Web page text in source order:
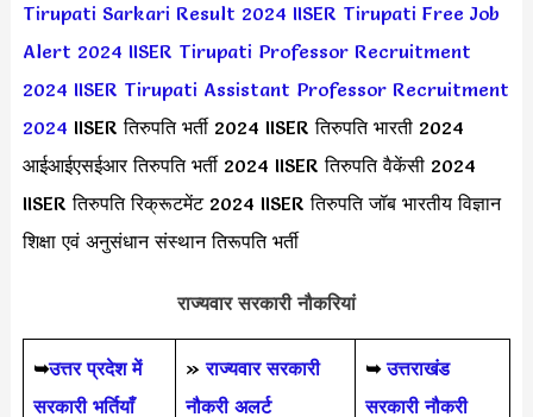
Tirupati Sarkari Result 2024 IISER Tirupati Free Job
Alert 2024 IISER Tirupati Professor Recruitment
2024 IISER Tirupati Assistant Professor Recruitment
2024 IISER तिरुपति भर्ती 2024 IISER तिरुपति भारती 2024
आईआईएसईआर तिरुपति भर्ती 2024 IISER तिरुपति वैकेंसी 2024
IISER तिरुपति रिक्रूटमेंट 2024 IISER तिरुपति जॉब भारतीय विज्ञान
शिक्षा एवं अनुसंधान संस्थान तिरूपति भर्ती
राज्यवार सरकारी नौकरियां
➥उत्तर प्रदेश में
सरकारी भर्तियाँ
»राज्यवार सरकारी
नौकरी अलर्ट
➥ उत्तराखंड
सरकारी नौकरी